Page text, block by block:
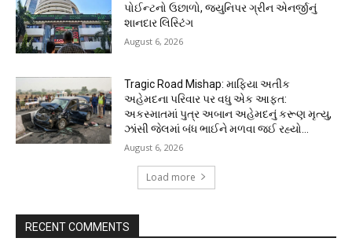
પોઈન્ટનો ઉછાળો, જ્યુનિપર ગ્રીન એનર્જીનું
શાનદાર લિસ્ટિંગ
August 6, 2026
Tragic Road Mishap: માફિયા અતીક
અહેમદના પરિવાર પર વધુ એક આફત:
અકસ્માતમાં પુત્ર અબાન અહેમદનું કરૂણ મૃત્યુ,
ઝાંસી જેલમાં બંધ ભાઈને મળવા જઈ રહ્યો...
August 6, 2026
Load more
RECENT COMMENTS